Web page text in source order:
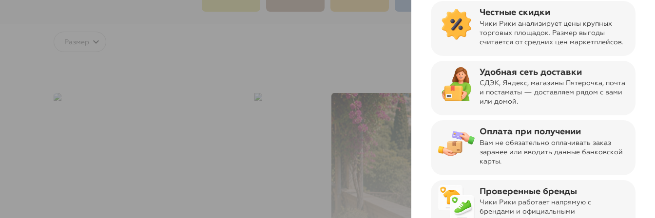
Честные скидки
Чики Рики анализирует цены крупных
торговых площадок. Размер выгоды
считается от средних цен маркетплейсов.
Удобная сеть доставки
СДЭК, Яндекс, магазины Пятерочка, почта
и постаматы — доставляем рядом с вами
или домой.
Оплата при получении
Вам не обязательно оплачивать заказ
заранее или вводить данные банковской
карты.
Проверенные бренды
Чики Рики работает напрямую с
брендами и официальными
Размер
sync_altСортировать